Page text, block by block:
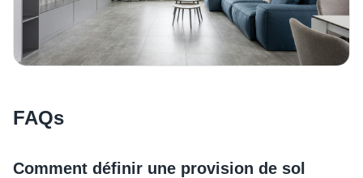
FAQs
Comment définir une provision de sol